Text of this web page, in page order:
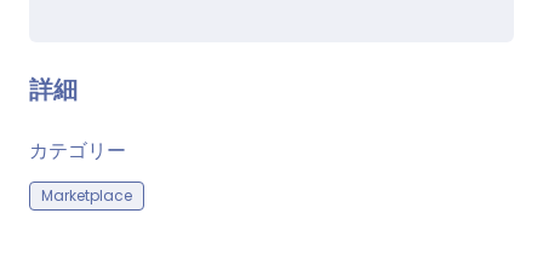
詳細
カテゴリー
Marketplace